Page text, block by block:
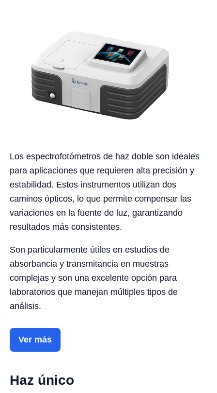
Los espectrofotómetros de haz doble son ideales
para aplicaciones que requieren alta precisión y
estabilidad. Estos instrumentos utilizan dos
caminos ópticos, lo que permite compensar las
variaciones en la fuente de luz, garantizando
resultados más consistentes.
Son particularmente útiles en estudios de
absorbancia y transmitancia en muestras
complejas y son una excelente opción para
laboratorios que manejan múltiples tipos de
análisis.
Ver más
Haz único